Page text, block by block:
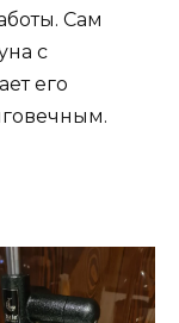
Сам
с
его